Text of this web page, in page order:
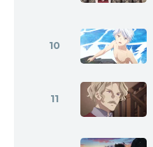
10
11